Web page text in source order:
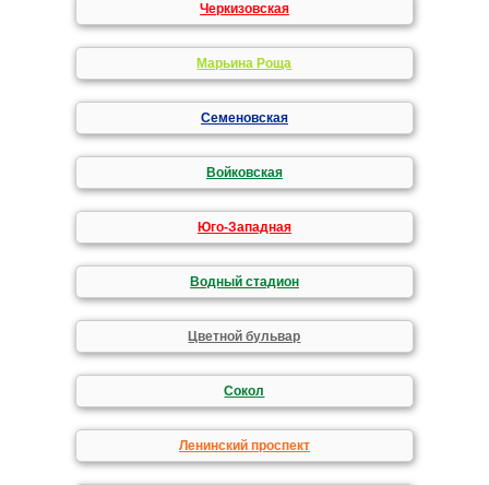
Черкизовская
Марьина Роща
Семеновская
Войковская
Юго-Западная
Водный стадион
Цветной бульвар
Сокол
Ленинский проспект